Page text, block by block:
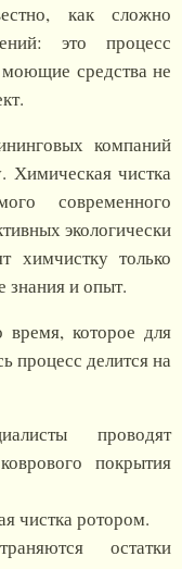
как сложно
это процесс
средства не
компаний
Химическая чистка
современного
экологически
химчистку только
и опыт.
время, которое для
процесс делится на
проводят
покрытия
чистка ротором.
остатки